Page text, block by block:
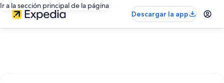
Ir a la sección principal de la página
Descargar la app